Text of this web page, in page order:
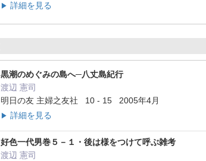
▶ 詳細を見る
黒潮のめぐみの島へ─八丈島紀行
渡辺 憲司
明日の友 主婦之友社 10 - 15 2005年4月
▶ 詳細を見る
好色一代男巻５－１・後は様をつけて呼ぶ雑考
渡辺 憲司